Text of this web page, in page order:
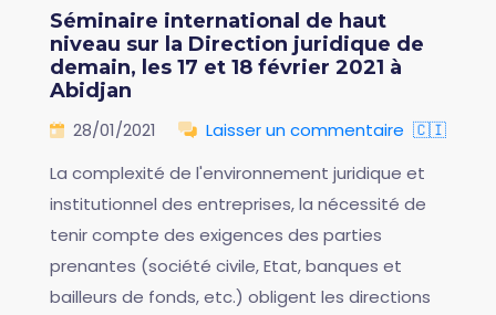
Séminaire international de haut
niveau sur la Direction juridique de
demain, les 17 et 18 février 2021 à
Abidjan
28/01/2021 Laisser un commentaire 🇨🇮
La complexité de l'environnement juridique et
institutionnel des entreprises, la nécessité de
tenir compte des exigences des parties
prenantes (société civile, Etat, banques et
bailleurs de fonds, etc.) obligent les directions